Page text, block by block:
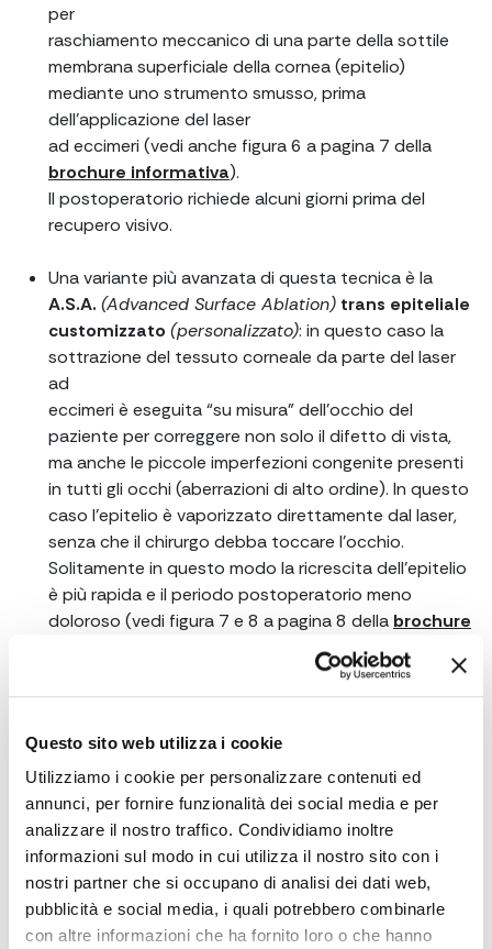
Questo sito web utilizza i cookie
Utilizziamo i cookie per personalizzare contenuti ed
annunci, per fornire funzionalità dei social media e per
analizzare il nostro traffico. Condividiamo inoltre
informazioni sul modo in cui utilizza il nostro sito con i
nostri partner che si occupano di analisi dei dati web,
pubblicità e social media, i quali potrebbero combinarle
con altre informazioni che ha fornito loro o che hanno
per
raschiamento meccanico di una parte della sottile
membrana superficiale della cornea (epitelio)
mediante uno strumento smusso, prima
dell’applicazione del laser
ad eccimeri (vedi anche figura 6 a pagina 7 della
brochure informativa).
Il postoperatorio richiede alcuni giorni prima del
recupero visivo.
Una variante più avanzata di questa tecnica è la
A.S.A. (Advanced Surface Ablation) trans epiteliale
customizzato (personalizzato): in questo caso la
sottrazione del tessuto corneale da parte del laser
ad
eccimeri è eseguita “su misura” dell’occhio del
paziente per correggere non solo il difetto di vista,
ma anche le piccole imperfezioni congenite presenti
in tutti gli occhi (aberrazioni di alto ordine). In questo
caso l’epitelio è vaporizzato direttamente dal laser,
senza che il chirurgo debba toccare l’occhio.
Solitamente in questo modo la ricrescita dell’epitelio
è più rapida e il periodo postoperatorio meno
doloroso (vedi figura 7 e 8 a pagina 8 della brochure
P.T.K. o S.C.T.K: questa metodica non serve per la
eccimeri in superficie per rimuovere opacità della
cornea e rimodellarla qualora fosse rimasta
danneggiata da infezioni, traumi o esiti di chirurgia. È
molto utile per correggere le complicanze della
chirurgia refrattiva. Tratta la cornea in modo
personalizzato con l’ausilio di tecniche diagnostiche
avanzate come l’OCT del segmento anteriore (vedi
figura 19 e 22 dellabrochure informativa).